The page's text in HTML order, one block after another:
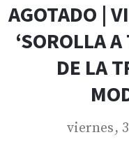
AGOTADO |
‘SOROLLA
DE LA
viernes,